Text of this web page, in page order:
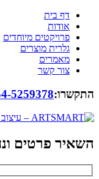
דף בית
אודות
פרויקטים מיוחדים
גלרית מוצרים
מאמרים
צור קשר
התקשרו:5259378
השאיר פרטים